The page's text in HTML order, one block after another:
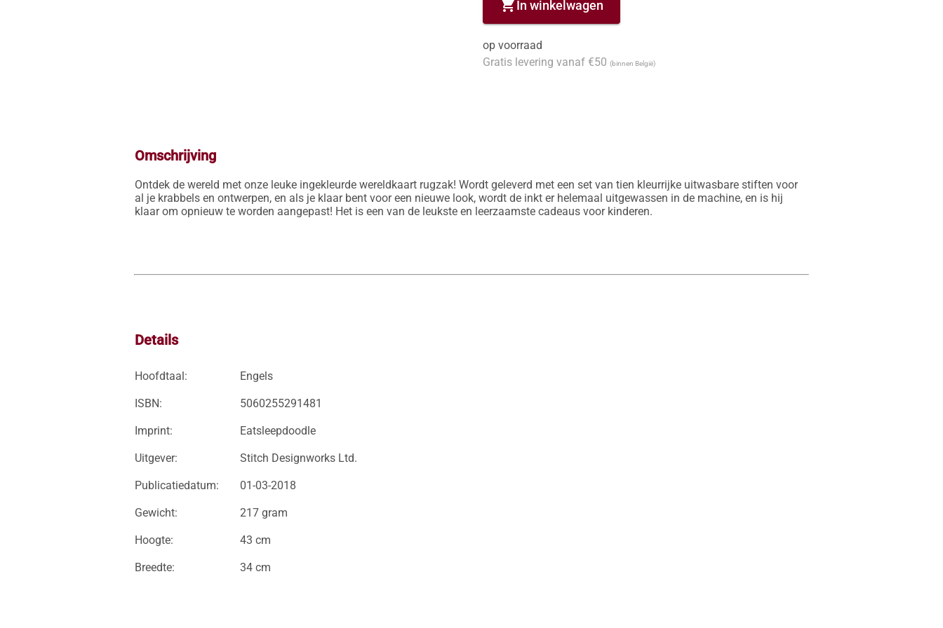
shopping_cartIn winkelwagen
op voorraad
Gratis levering vanaf €50 (binnen België)
Omschrijving
Ontdek de wereld met onze leuke ingekleurde wereldkaart rugzak! Wordt geleverd met een set van tien kleurrijke uitwasbare stiften voor
al je krabbels en ontwerpen, en als je klaar bent voor een nieuwe look, wordt de inkt er helemaal uitgewassen in de machine, en is hij
klaar om opnieuw te worden aangepast! Het is een van de leukste en leerzaamste cadeaus voor kinderen.
Details
Hoofdtaal: Engels
ISBN: 5060255291481
Imprint: Eatsleepdoodle
Uitgever: Stitch Designworks Ltd.
Publicatiedatum: 01-03-2018
Gewicht: 217 gram
Hoogte: 43 cm
Breedte: 34 cm